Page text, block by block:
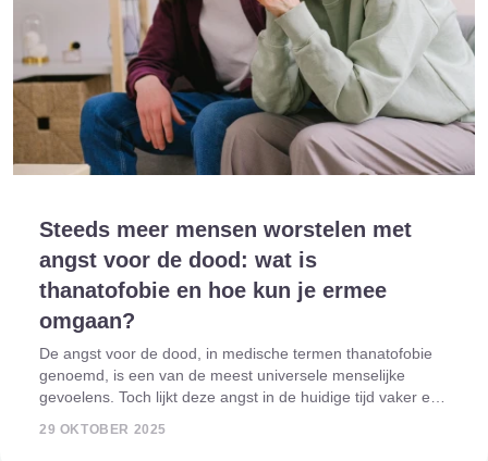
Steeds meer mensen worstelen met
angst voor de dood: wat is
thanatofobie en hoe kun je ermee
omgaan?
De angst voor de dood, in medische termen thanatofobie
genoemd, is een van de meest universele menselijke
gevoelens. Toch lijkt deze angst in de huidige tijd vaker en
29 OKTOBER 2025